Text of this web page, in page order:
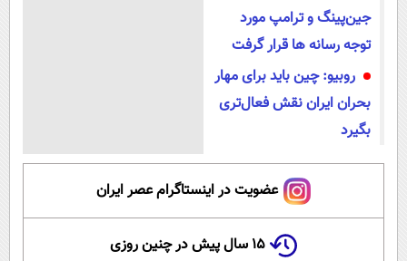
جین‌پینگ و ترامپ مورد
توجه رسانه ها قرار گرفت
روبیو: چین باید برای مهار
بحران ایران نقش فعال‌تری
بگیرد
عضویت در اینستاگرام عصر ایران
۱۵ سال پیش در چنین روزی